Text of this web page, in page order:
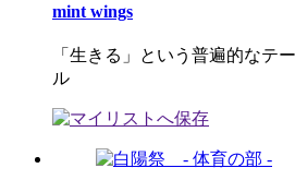
mint wings
「生きる」という普遍的なテ
ル